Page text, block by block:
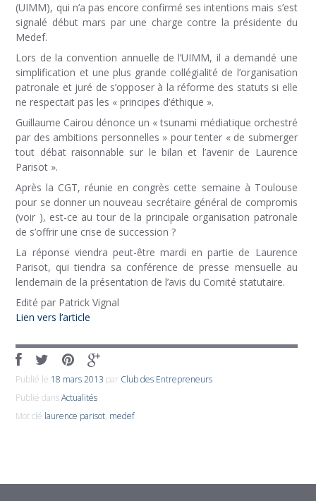
(UIMM), qui n’a pas encore confirmé ses intentions mais s’est
signalé début mars par une charge contre la présidente du
Medef.
Lors de la convention annuelle de l’UIMM, il a demandé une
simplification et une plus grande collégialité de l’organisation
patronale et juré de s’opposer à la réforme des statuts si elle
ne respectait pas les « principes d’éthique ».
Guillaume Cairou dénonce un « tsunami médiatique orchestré
par des ambitions personnelles » pour tenter « de submerger
tout débat raisonnable sur le bilan et l’avenir de Laurence
Parisot ».
Après la CGT, réunie en congrès cette semaine à Toulouse
pour se donner un nouveau secrétaire général de compromis
(voir ), est-ce au tour de la principale organisation patronale
de s’offrir une crise de succession ?
La réponse viendra peut-être mardi en partie de Laurence
Parisot, qui tiendra sa conférence de presse mensuelle au
lendemain de la présentation de l’avis du Comité statutaire.
Edité par Patrick Vignal
Lien vers l’article
Publié le 18 mars 2013 par Club des Entrepreneurs
Publié dansActualités
Mot clé laurence parisot, medef